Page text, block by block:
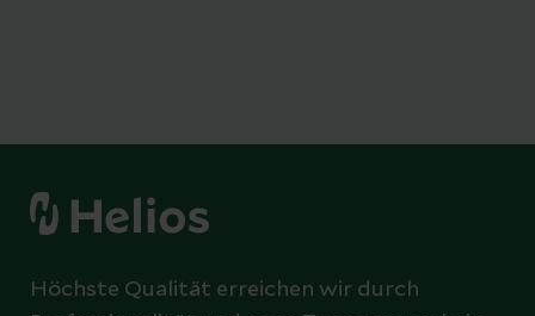
Höchste Qualität erreichen wir durch